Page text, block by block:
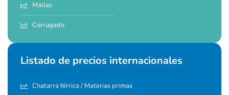
Mallas
Corrugado
Listado de precios internacionales
Chatarra férrica / Materias primas